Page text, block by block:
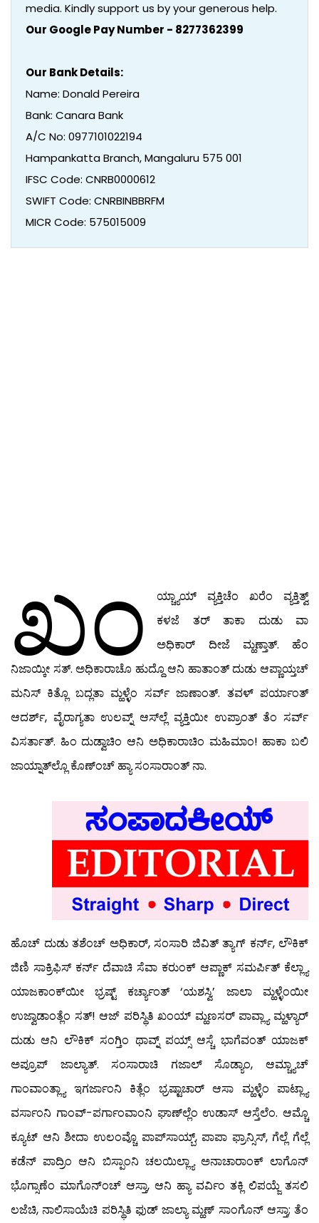
media. Kindly support us by your generous help.
Our Google Pay Number - 8277362399
Our Bank Details:
Name: Donald Pereira
Bank: Canara Bank
A/C No: 0977101022194
Hampankatta Branch, Mangaluru 575 001
IFSC Code: CNRB0000612
SWIFT Code: CNRBINBBRFM
MICR Code: 575015009
ಖಂ
ಯ್ಚ್ಯಾಯ್ ವ್ಯಕ್ತಿಚೆಂ ಖರೆಂ ವ್ಯಕ್ತಿತ್ವ್
ಕಳಜೆ ತರ್ ತಾಕಾ ದುಡು ವಾ
ಅಧಿಕಾರ್ ದೀಜೆ ಮ್ಹಣ್ತಾತ್. ಹೆಂ
ನಿಜಾಯ್ಕೀ ಸತ್. ಅಧಿಕಾರಾಚೊ ಹುದ್ದೊ ಆನಿ ಹಾತಾಂತ್ ದುಡು ಆಪ್ಣಾಯ್ತಚ್
ಮನಿಸ್ ಕಿತ್ಲೊ ಬದ್ಲತಾ ಮ್ಹಳ್ಳೆಂ ಸರ್ವ್ ಜಾಣಾಂತ್. ತವಳ್ ಪರ್ಯಾಂತ್
ಆದರ್ಶ್, ವೈರಾಗ್ಯತಾ ಉಲವ್ನ್ ಆಸ್‍ಲ್ಲೆ ವ್ಯಕ್ತಿಯೀ ಉಪ್ರಾಂತ್ ತೆಂ ಸರ್ವ್
ವಿಸರ್ತಾತ್. ಹಿಂ ದುಡ್ವಾಚಿಂ ಆನಿ ಅಧಿಕಾರಾಚಿಂ ಮಹಿಮಾಂ! ಹಾಕಾ ಬಲಿ
ಜಾಯ್ನಾತ್‍ಲ್ಲೊ ಕೊಣ್‍ಂಚ್ ಹ್ಯಾ ಸಂಸಾರಾಂತ್ ನಾ.
ಹೊಚ್ ದುಡು ತಶೆಂಚ್ ಅಧಿಕಾರ್, ಸಂಸಾರಿ ಜಿವಿತ್ ತ್ಯಾಗ್ ಕರ್ನ್, ಲೌಕಿಕ್
ಜಿಣಿ ಸಾಕ್ರಿಫಿಸ್ ಕರ್ನ್ ದೆವಾಚಿ ಸೆವಾ ಕರುಂಕ್ ಆಪ್ಣಾಕ್ ಸಮರ್ಪಿತ್ ಕೆಲ್ಲ್ಯಾ
ಯಾಜಕಾಂಕ್‍ಯೀ ಭ್ರಷ್ಟ್ ಕರ್ಚ್ಯಾಂತ್ ‘ಯಶಸ್ವಿ’ ಜಾಲಾ ಮ್ಹಳ್ಳೆಂಯೀ
ಉಜ್ವಾಡಾಂತ್ಲೆಂ ಸತ್! ಆಜ್ ಪರಿಸ್ಥಿತಿ ಖಂಯ್ ಮ್ಹಣಸರ್ ಪಾವ್ಲ್ಯಾ ಮ್ಹಳ್ಯಾರ್
ದುಡು ಆನಿ ಲೌಕಿಕ್ ಸಂಗ್ತಿಂ ಥಾವ್ನ್ ಪಯ್ಸ್ ಆಸ್ಚೆ ಭಾಗೆವಂತ್ ಯಾಜಕ್
ಅಪ್ರೂಪ್ ಜಾಲ್ಯಾತ್. ಸಂಸಾರಾಚಿ ಗಜಾಲ್ ಸೊಡ್ಯಾಂ, ಆಮ್ಚ್ಯಾಚ್
ಗಾಂವಾಂತ್ಲ್ಯಾ ಇಗರ್ಜಾಂನಿ ಕಿತ್ಲೆಂ ಭ್ರಷ್ಟಾಚಾರ್ ಆಸಾ ಮ್ಹಳ್ಳೆಂ ಪಾಟ್ಲ್ಯಾ
ವರ್ಸಾಂನಿ ಗಾಂವ್-ಪರ್ಗಾಂವಾಂನಿ ಘಾಣ್‍ಲ್ಲೆಂ ಉಡಾಸ್ ಆಸ್ತೆಲೆಂ. ಆಮ್ಚೊ
ಕ್ಯೂಟ್ ಆನಿ ಶೀದಾ ಉಲಂವ್ಚೊ ಪಾಪ್‍ಸಾಯ್ಬ್, ಪಾಪಾ ಫ್ರಾನ್ಸಿಸ್, ಗೆಲ್ಲೆ ಗೆಲ್ಲೆ
ಕಡೆನ್ ಪಾದ್ರಿಂ ಆನಿ ಬಿಸ್ಪಾಂನಿ ಚಲಯಿಲ್ಲ್ಯಾ ಅನಾಚಾರಾಂಕ್ ಲಾಗೊನ್
ಭೊಗ್ಸಾಣೆಂ ಮಾಗೊನ್‍ಂಚ್ ಆಸ್ತಾ, ಆನಿ ಹ್ಯಾ ವರ್ವಿಂ ತಕ್ಲಿ ಲಿಪಯ್ಜೆ ತಸಲಿ
ಲಜೆಚಿ, ನಾಲಿಸಾಯೆಚಿ ಪರಿಸ್ಥಿತಿ ಫುಡ್ ಜಾಲ್ಯಾ ಮ್ಹಣ್ ಸಾಂಗೊನ್ ಆಸ್ತಾ; ತೆಂ